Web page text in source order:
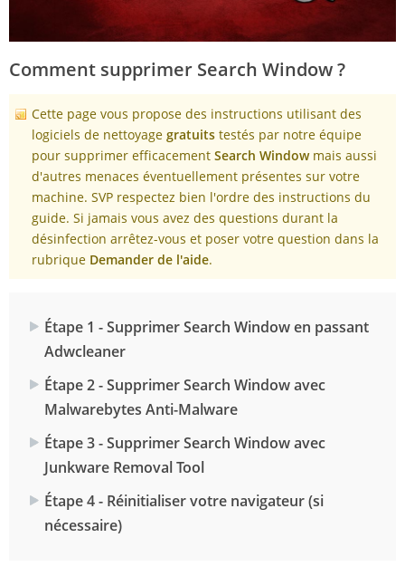
Comment supprimer Search Window ?
Cette page vous propose des instructions utilisant des
logiciels de nettoyage gratuits testés par notre équipe
pour supprimer efficacement Search Windowmais aussi
d'autres menaces éventuellement présentes sur votre
machine. SVP respectez bien l'ordre des instructions du
guide. Si jamais vous avez des questions durant la
désinfection arrêtez-vous et poser votre question dans la
rubrique Demander de l'aide.
Étape 1 - Supprimer Search Window en passant
Adwcleaner
Étape 2 - Supprimer Search Window avec
Malwarebytes Anti-Malware
Étape 3 - Supprimer Search Window avec
Junkware Removal Tool
Étape 4 - Réinitialiser votre navigateur (si
nécessaire)